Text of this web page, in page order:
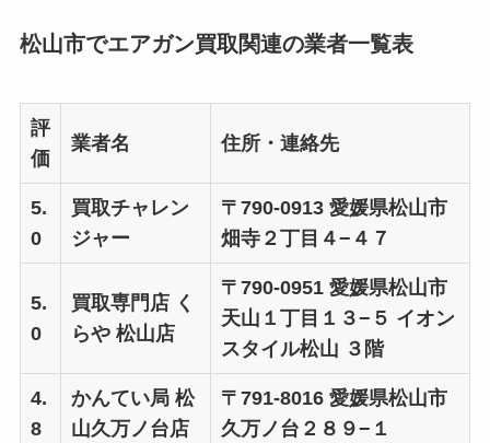
松山市でエアガン買取関連の業者一覧表
評
価
業者名 住所・連絡先
5.
0
買取チャレン
ジャー
〒790-0913 愛媛県松山市
畑寺２丁目４−４７
5.
0
買取専門店 く
らや 松山店
〒790-0951 愛媛県松山市
天山１丁目１３−５ イオン
スタイル松山 ３階
4.
8
かんてい局 松
山久万ノ台店
〒791-8016 愛媛県松山市
久万ノ台２８９−１